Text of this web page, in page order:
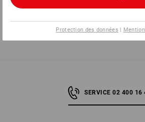
SERVICE 02 400 16
Protection des données |